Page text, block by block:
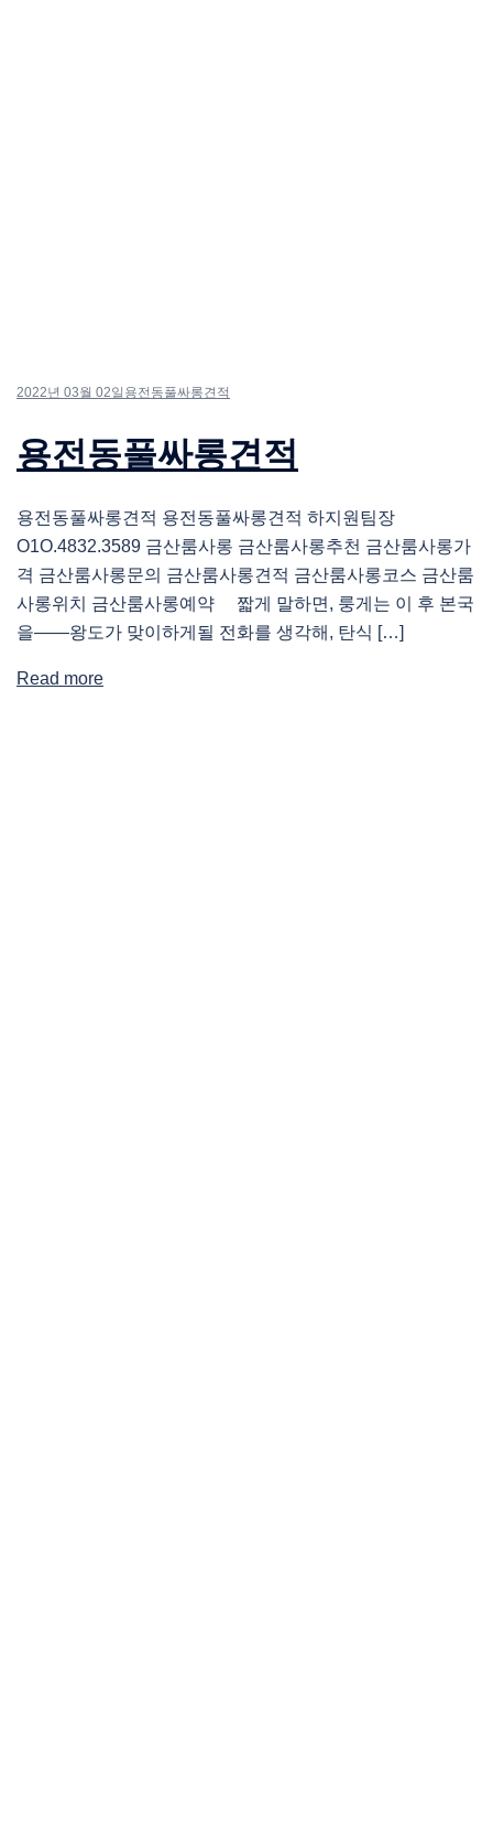
2022년 03월 02일 용전동풀싸롱견적
용전동풀싸롱견적
용전동풀싸롱견적 용전동풀싸롱견적 하지원팀장
O1O.4832.3589 금산룸사롱 금산룸사롱추천 금산룸사롱가
격 금산룸사롱문의 금산룸사롱견적 금산룸사롱코스 금산룸
사롱위치 금산룸사롱예약 짧게 말하면, 룽게는 이 후 본국
을――왕도가 맞이하게될 전화를 생각해, 탄식 […]
Read more